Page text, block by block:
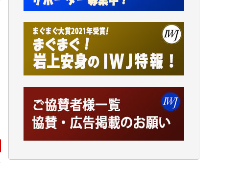
です。市民側に立つ講演会にIWJのカメラマ
われるのはあまりにもったいない。少しでも
お役立てください。（H.O.様）
今日、僅かですがカンパしました。（T.M.
今日、僅かですがカンパしました。IWJの危
機を乗り切るには到底及ばない額ですが病気
の妻を抱えている私にとっては精一杯のカン
パです。
かねてよりIWJが発してきた膨大な取材記事